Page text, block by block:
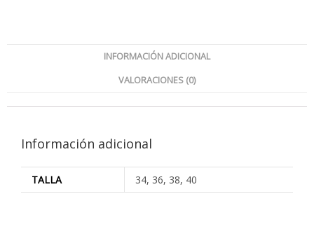
INFORMACIÓN ADICIONAL
VALORACIONES (0)
Información adicional
TALLA 34, 36, 38, 40